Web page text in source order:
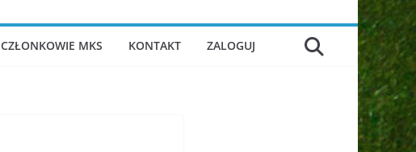
CZŁONKOWIE MKS KONTAKT ZALOGUJ